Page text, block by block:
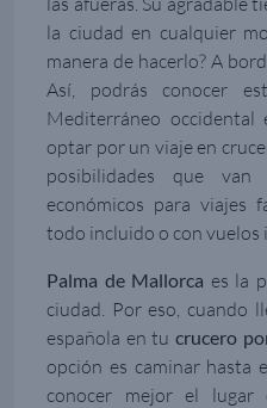
la ciudad en cualquier
manera de hacerlo? A
Así, podrás conocer
Mediterráneo occidental
optar por un viaje en
posibilidades que
económicos para viajes
todo incluido o con vuelos
Palma de Mallorca es la
ciudad. Por eso, cuando
española en tu crucero
opción es caminar hasta
conocer mejor el lugar